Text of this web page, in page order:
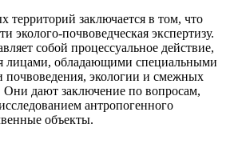
территорий заключается в том, что
эколого-почвоведческая экспертизу.
собой процессуальное действие,
лицами, обладающими специальными
почвоведения, экологии и смежных
Они дают заключение по вопросам,
антропогенного
объекты.